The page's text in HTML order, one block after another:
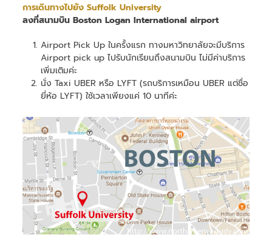
การเดินทางไปยัง Suffolk University
ลงที่สนามบิน Boston Logan International airport
Airport Pick Up ในครั้งแรก ทางมหาวิทยาลัยจะมีบริการ
Airport pick up ไปรับนักเรียนถึงสนามบิน ไม่มีค่าบริการ
เพิ่มเติมค่ะ
นั่ง Taxi UBER หรือ LYFT (รถบริการเหมือน UBER แต่ชื่อ
ยี่ห้อ LYFT) ใช้เวลาเพียงแค่ 10 นาทีค่ะ